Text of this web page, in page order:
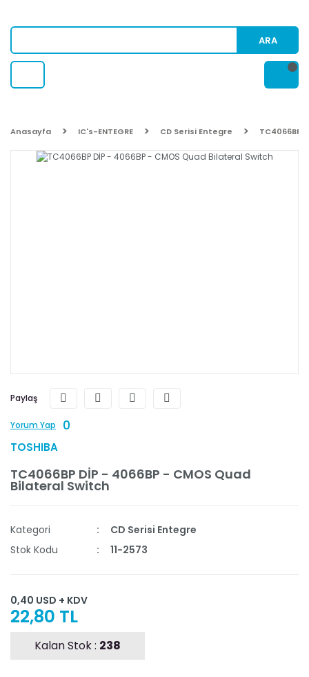
ARA
Anasayfa IC's-ENTEGRE CD Serisi Entegre TC4066BP
Paylaş
Yorum Yap 0
TOSHIBA
TC4066BP DİP - 4066BP - CMOS Quad
Bilateral Switch
Kategori
CD Serisi Entegre
Stok Kodu
11-2573
0,40 USD + KDV
22,80 TL
Kalan Stok : 238